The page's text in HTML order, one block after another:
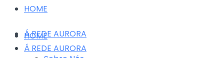
HOME
Á REDE AURORA
HOME
Á REDE AURORA